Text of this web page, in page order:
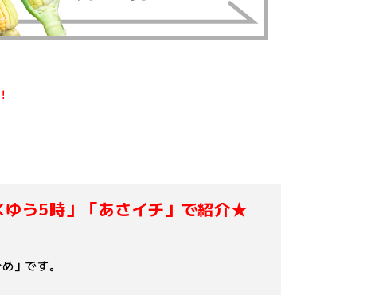
う5時」「あさイチ」で紹介★
」です。